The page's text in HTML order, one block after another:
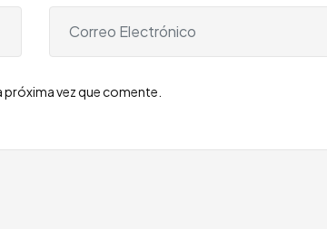
vez que comente.